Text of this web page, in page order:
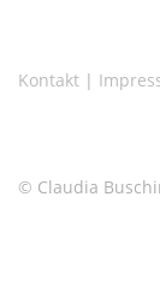
Kontakt |
© Claudia